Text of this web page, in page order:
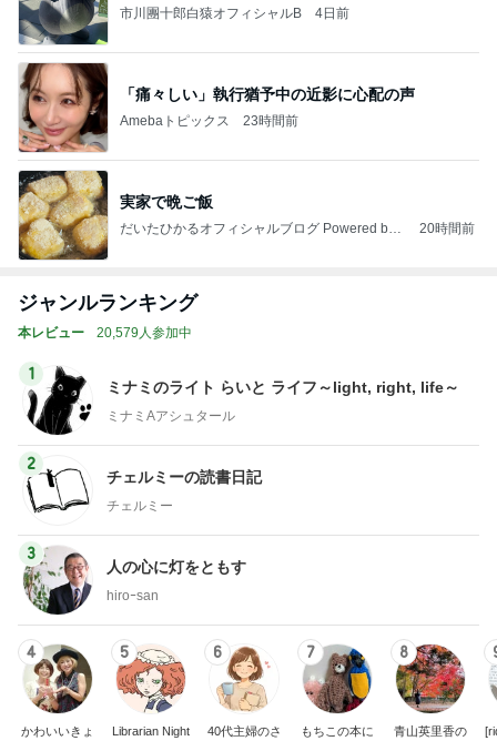
市川團十郎白猿オフィシャルB 4日前
「痛々しい」執行猶予中の近影に心配の声
Amebaトピックス 23時間前
実家で晩ご飯
だいたひかるオフィシャルブログ Powered by
20時間前
ジャンルランキング
本レビュー 20,579人参加中
1
ミナミのライト らいと ライフ～light, right, life～
ミナミAアシュタール
2
チェルミーの読書日記
チェルミー
3
人の心に灯をともす
hiroｰsan
4
かわいいきょ
5
Librarian Night
6
40代主婦のさ
7
もちこの本に
8
青山英里香の